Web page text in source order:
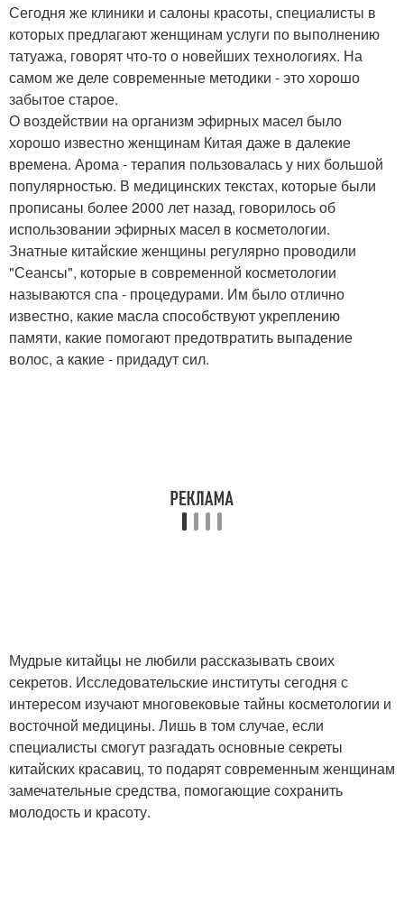
Сегодня же клиники и салоны красоты, специалисты в
которых предлагают женщинам услуги по выполнению
татуажа, говорят что-то о новейших технологиях. На
самом же деле современные методики - это хорошо
забытое старое.
О воздействии на организм эфирных масел было
хорошо известно женщинам Китая даже в далекие
времена. Арома - терапия пользовалась у них большой
популярностью. В медицинских текстах, которые были
прописаны более 2000 лет назад, говорилось об
использовании эфирных масел в косметологии.
Знатные китайские женщины регулярно проводили
"Сеансы", которые в современной косметологии
называются спа - процедурами. Им было отлично
известно, какие масла способствуют укреплению
памяти, какие помогают предотвратить выпадение
волос, а какие - придадут сил.
Мудрые китайцы не любили рассказывать своих
секретов. Исследовательские институты сегодня с
интересом изучают многовековые тайны косметологии и
восточной медицины. Лишь в том случае, если
специалисты смогут разгадать основные секреты
китайских красавиц, то подарят современным женщинам
замечательные средства, помогающие сохранить
молодость и красоту.